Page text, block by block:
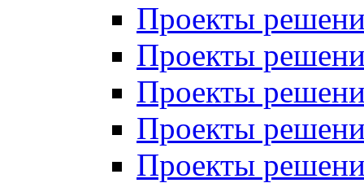
Проекты
Проекты
Проекты
Проекты
Проекты